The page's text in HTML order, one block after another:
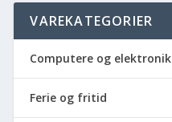
VAREKATEGORIER
Computere og elektronik
Ferie og fritid